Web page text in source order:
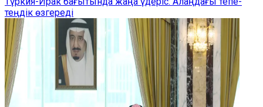
теңдік өзгереді